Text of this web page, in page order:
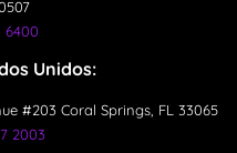
6400
Unidos:
#203 Coral Springs, FL 33065
2003